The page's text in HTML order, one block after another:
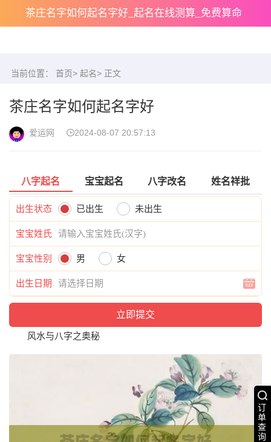
茶庄名字如何起名字好_起名在线测算_免费算命
订
单
查
询
当前位置： 首页> 起名> 正文
茶庄名字如何起名字好
爱运网 2024-08-07 20:57:13
八字起名 宝宝起名 八字改名 姓名祥批
出生状态 已出生 未出生
宝宝姓氏
宝宝性别 男 女
出生日期
风水与八字之奥秘